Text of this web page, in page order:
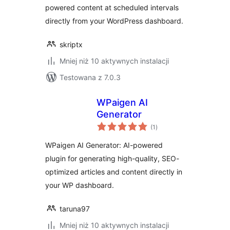
powered content at scheduled intervals
directly from your WordPress dashboard.
skriptx
Mniej niż 10 aktywnych instalacji
Testowana z 7.0.3
WPaigen AI
Generator
(1 wszystkich
ocen
)
WPaigen AI Generator: AI-powered
plugin for generating high-quality, SEO-
optimized articles and content directly in
your WP dashboard.
taruna97
Mniej niż 10 aktywnych instalacji